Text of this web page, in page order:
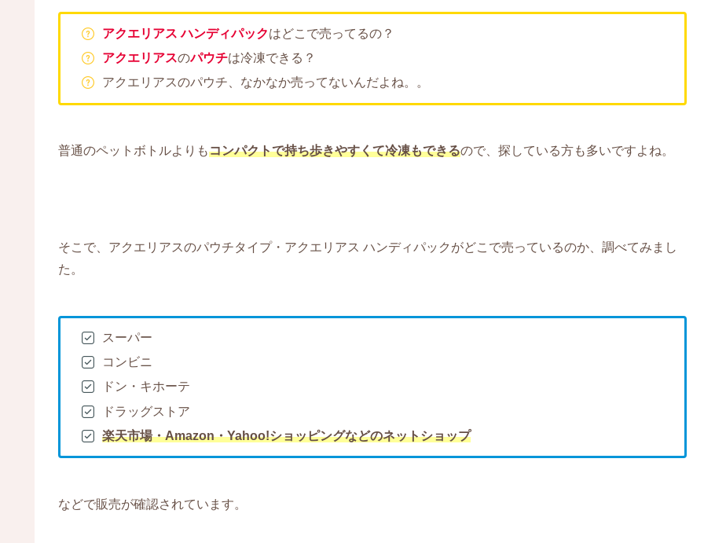
アクエリアス ハンディパックはどこで売ってるの？
アクエリアスのパウチは冷凍できる？
アクエリアスのパウチ、なかなか売ってないんだよね。。
普通のペットボトルよりもコンパクトで持ち歩きやすくて冷凍もできるので、探している方も多いですよね。
そこで、アクエリアスのパウチタイプ・アクエリアス ハンディパックがどこで売っているのか、調べてみまし
た。
スーパー
コンビニ
ドン・キホーテ
ドラッグストア
楽天市場・Amazon・Yahoo!ショッピングなどのネットショップ
などで販売が確認されています。